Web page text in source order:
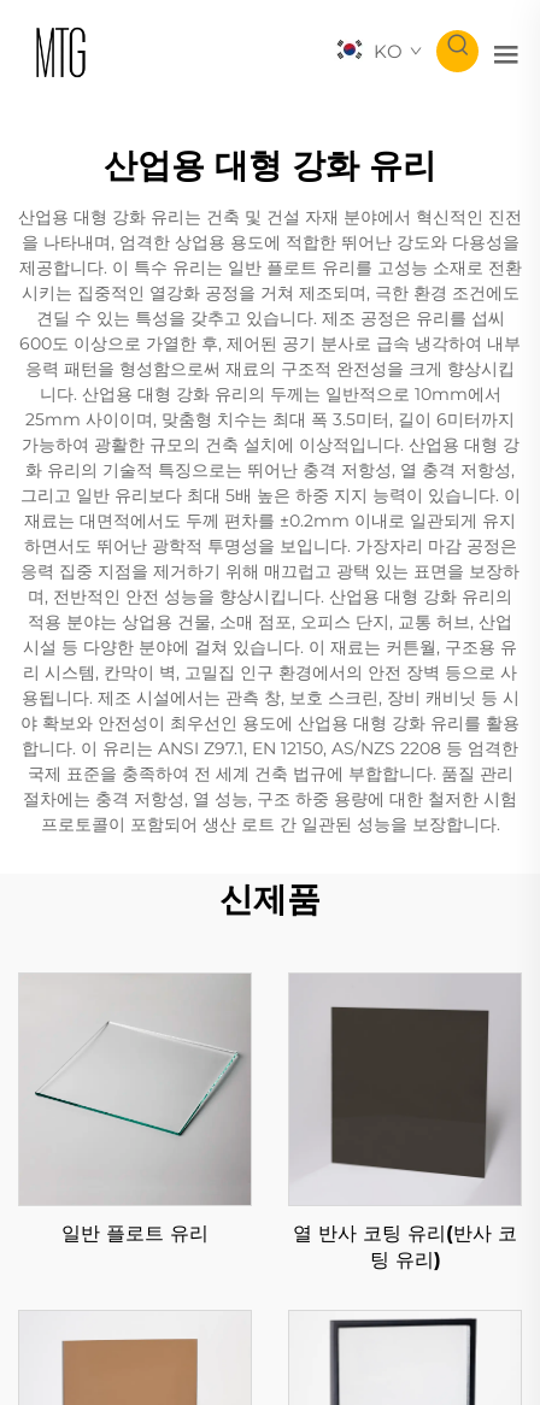
KO
산업용 대형 강화 유리
산업용 대형 강화 유리는 건축 및 건설 자재 분야에서 혁신적인 진전
을 나타내며, 엄격한 상업용 용도에 적합한 뛰어난 강도와 다용성을
제공합니다. 이 특수 유리는 일반 플로트 유리를 고성능 소재로 전환
시키는 집중적인 열강화 공정을 거쳐 제조되며, 극한 환경 조건에도
견딜 수 있는 특성을 갖추고 있습니다. 제조 공정은 유리를 섭씨
600도 이상으로 가열한 후, 제어된 공기 분사로 급속 냉각하여 내부
응력 패턴을 형성함으로써 재료의 구조적 완전성을 크게 향상시킵
니다. 산업용 대형 강화 유리의 두께는 일반적으로 10mm에서
25mm 사이이며, 맞춤형 치수는 최대 폭 3.5미터, 길이 6미터까지
가능하여 광활한 규모의 건축 설치에 이상적입니다. 산업용 대형 강
화 유리의 기술적 특징으로는 뛰어난 충격 저항성, 열 충격 저항성,
그리고 일반 유리보다 최대 5배 높은 하중 지지 능력이 있습니다. 이
재료는 대면적에서도 두께 편차를 ±0.2mm 이내로 일관되게 유지
하면서도 뛰어난 광학적 투명성을 보입니다. 가장자리 마감 공정은
응력 집중 지점을 제거하기 위해 매끄럽고 광택 있는 표면을 보장하
며, 전반적인 안전 성능을 향상시킵니다. 산업용 대형 강화 유리의
적용 분야는 상업용 건물, 소매 점포, 오피스 단지, 교통 허브, 산업
시설 등 다양한 분야에 걸쳐 있습니다. 이 재료는 커튼월, 구조용 유
리 시스템, 칸막이 벽, 고밀집 인구 환경에서의 안전 장벽 등으로 사
용됩니다. 제조 시설에서는 관측 창, 보호 스크린, 장비 캐비닛 등 시
야 확보와 안전성이 최우선인 용도에 산업용 대형 강화 유리를 활용
합니다. 이 유리는 ANSI Z97.1, EN 12150, AS/NZS 2208 등 엄격한
국제 표준을 충족하여 전 세계 건축 법규에 부합합니다. 품질 관리
절차에는 충격 저항성, 열 성능, 구조 하중 용량에 대한 철저한 시험
프로토콜이 포함되어 생산 로트 간 일관된 성능을 보장합니다.
신제품
일반 플로트 유리
열 반사 코팅 유리(반사 코
팅 유리)